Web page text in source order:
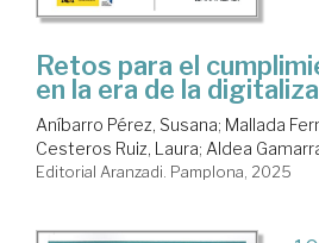
Retos para el
en la era de la
Aníbarro Pérez, Susana; Mallada
Cesteros Ruiz, Laura; Aldea
Editorial Aranzadi. Pamplona, 2025